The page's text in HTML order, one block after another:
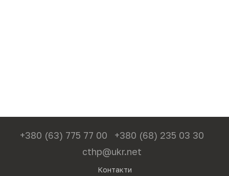
+380 (63) 775 77 00
+380 (68) 235 03 30
cthp@ukr.net
Контакти